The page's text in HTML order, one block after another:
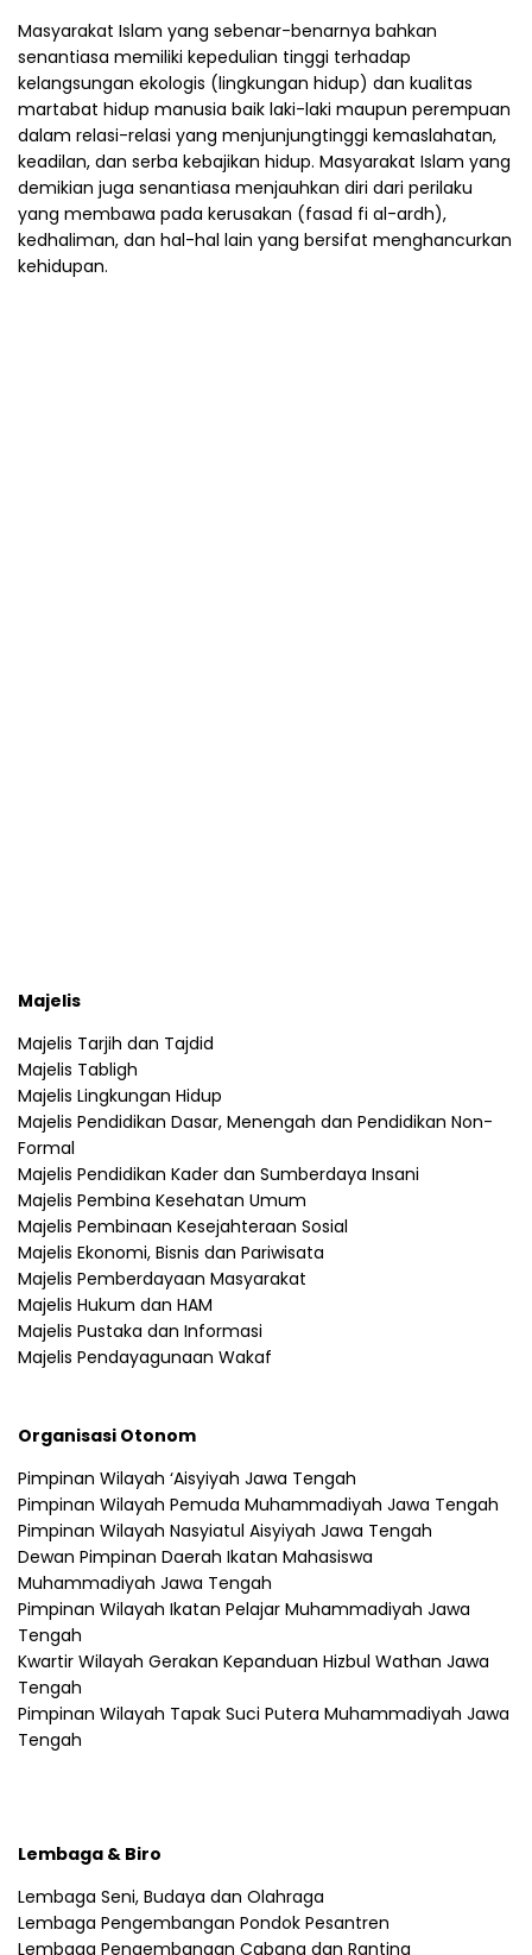
Masyarakat Islam yang sebenar-benarnya bahkan
senantiasa memiliki kepedulian tinggi terhadap
kelangsungan ekologis (lingkungan hidup) dan kualitas
martabat hidup manusia baik laki-laki maupun perempuan
dalam relasi-relasi yang menjunjungtinggi kemaslahatan,
keadilan, dan serba kebajikan hidup. Masyarakat Islam yang
demikian juga senantiasa menjauhkan diri dari perilaku
yang membawa pada kerusakan (fasad fi al-ardh),
kedhaliman, dan hal-hal lain yang bersifat menghancurkan
kehidupan.
Majelis
Majelis Tarjih dan Tajdid
Majelis Tabligh
Majelis Lingkungan Hidup
Majelis Pendidikan Dasar, Menengah dan Pendidikan Non-
Formal
Majelis Pendidikan Kader dan Sumberdaya Insani
Majelis Pembina Kesehatan Umum
Majelis Pembinaan Kesejahteraan Sosial
Majelis Ekonomi, Bisnis dan Pariwisata
Majelis Pemberdayaan Masyarakat
Majelis Hukum dan HAM
Majelis Pustaka dan Informasi
Majelis Pendayagunaan Wakaf
Organisasi Otonom
Pimpinan Wilayah ‘Aisyiyah Jawa Tengah
Pimpinan Wilayah Pemuda Muhammadiyah Jawa Tengah
Pimpinan Wilayah Nasyiatul Aisyiyah Jawa Tengah
Dewan Pimpinan Daerah Ikatan Mahasiswa
Muhammadiyah Jawa Tengah
Pimpinan Wilayah Ikatan Pelajar Muhammadiyah Jawa
Tengah
Kwartir Wilayah Gerakan Kepanduan Hizbul Wathan Jawa
Tengah
Pimpinan Wilayah Tapak Suci Putera Muhammadiyah Jawa
Tengah
Lembaga & Biro
Lembaga Seni, Budaya dan Olahraga
Lembaga Pengembangan Pondok Pesantren
Lembaga Pengembangan Cabang dan Ranting